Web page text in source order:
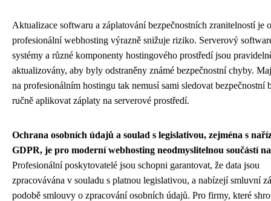
Aktualizace softwaru a záplatování bezpečnostních zranitelností je
profesionální webhosting výrazně snižuje riziko. Serverový
systémy a různé komponenty hostingového prostředí jsou
aktualizovány, aby byly odstraněny známé bezpečnostní chyby.
na profesionálním hostingu tak nemusí sami sledovat bezpečnostní
ručně aplikovat záplaty na serverové prostředí.
Ochrana osobních údajů a soulad s legislativou, zejména s
GDPR, je pro moderní webhosting neodmyslitelnou součástí
Profesionální poskytovatelé jsou schopni garantovat, že data jsou
zpracovávána v souladu s platnou legislativou, a nabízejí smluvní
podobě smlouvy o zpracování osobních údajů. Pro firmy, které